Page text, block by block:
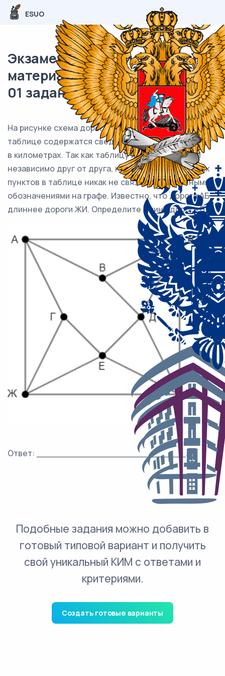
ESUO
Экзаменационный (типовой)
материал ЕГЭ / Информатика /
01 задание (24) / 55
На рисунке схема дорог изображена в виде графа, в
таблице содержатся сведения о длине этих дорог
в километрах. Так как таблицу и схему рисовали
независимо друг от друга, нумерация населённых
пунктов в таблице никак не связана с буквенными
обозначениями на графе. Известно, что дорога АБ
длиннее дороги ЖИ. Определите длину дороги ВД.
Ответ: ___________________________.
Подобные задания можно добавить в
готовый типовой вариант и получить
свой уникальный КИМ с ответами и
критериями.
Создать готовые варианты